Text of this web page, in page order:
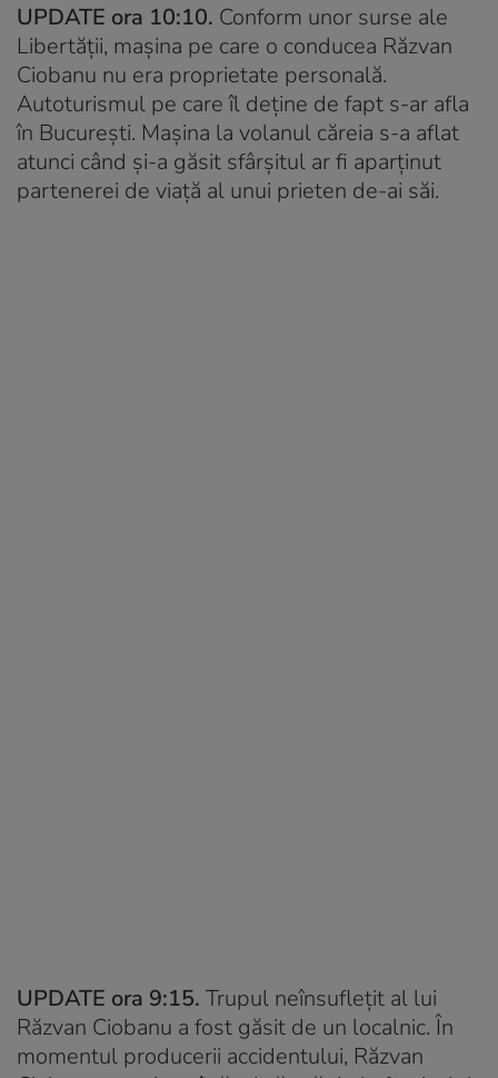
UPDATE ora 10:10. Conform unor surse ale
Libertății, mașina pe care o conducea Răzvan
Ciobanu nu era proprietate personală.
Autoturismul pe care îl deține de fapt s-ar afla
în București. Mașina la volanul căreia s-a aflat
atunci când și-a găsit sfârșitul ar fi aparținut
partenerei de viață al unui prieten de-ai săi.
UPDATE ora 9:15. Trupul neînsuflețit al lui
Răzvan Ciobanu a fost găsit de un localnic. În
momentul producerii accidentului, Răzvan